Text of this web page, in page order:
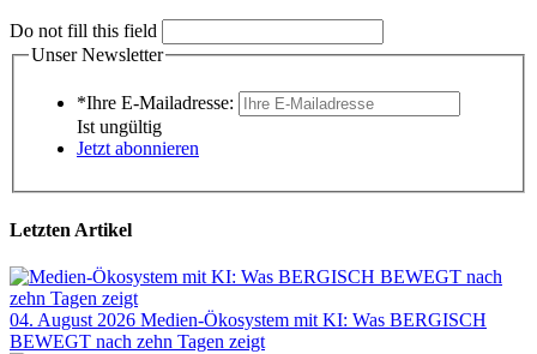
Do not fill this field
Unser Newsletter
*Ihre E-Mailadresse:
Ist ungültig
Jetzt abonnieren
Letzten Artikel
04. August 2026 Medien-Ökosystem mit KI: Was BERGISCH
BEWEGT nach zehn Tagen zeigt